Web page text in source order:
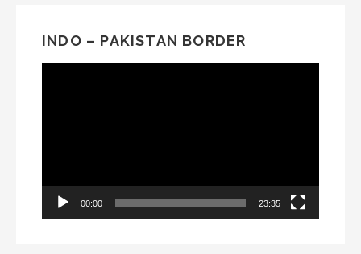
INDO – PAKISTAN BORDER
00:00 23:35